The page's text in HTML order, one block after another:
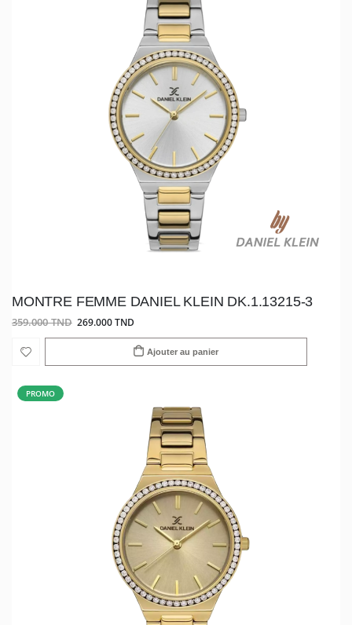
MONTRE FEMME DANIEL KLEIN DK.1.13215-3
359.000 TND 269.000 TND
Ajouter au panier
PROMO